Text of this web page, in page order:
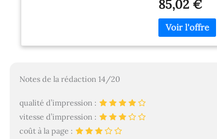
documents et
reflètent
l'impression
vous qui
économiser sur
85,02 €
Notes de la rédaction 14/20
qualité d’impression :
vitesse d’impression :
coût à la page :